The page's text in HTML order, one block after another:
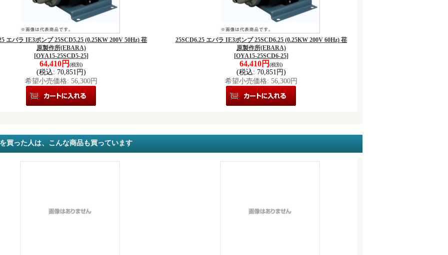
エバラ IE3ポンプ 25SCD5.25 (0.25KW 200V 50Hz) 荏
原製作所(EBARA)
[OYA15-25SCD5-25]
64,410円 (税別)
(税込: 70,851円)
希望小売価格: 56,300円
25SCD6.25 エバラ IE3ポンプ 25SCD6.25 (0.25KW 200V 60Hz) 荏
原製作所(EBARA)
[OYA15-25SCD6-25]
64,410円 (税別)
(税込: 70,851円)
希望小売価格: 56,300円
買った人は、こんな商品も買っています